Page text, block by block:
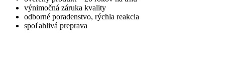
výnimočná záruka kvality
odborné poradenstvo, rýchla reakcia
spoľahlivá preprava